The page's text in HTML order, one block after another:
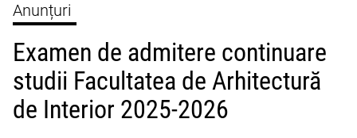
Anunțuri
Examen de admitere continuare
studii Facultatea de Arhitectură
de Interior 2025-2026